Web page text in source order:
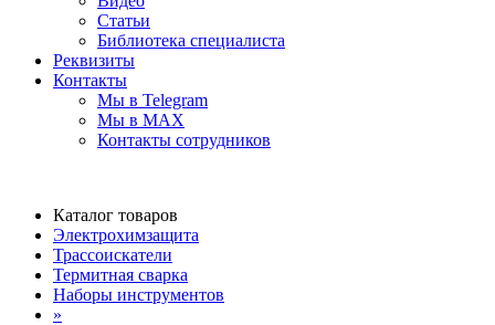
Статьи
Библиотека специалиста
Реквизиты
Контакты
Мы в Telegram
Мы в MAX
Контакты сотрудников
Каталог товаров
Электрохимзащита
Трассоискатели
Термитная сварка
Наборы инструментов
»